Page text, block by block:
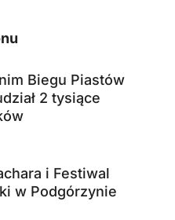
Biegu Piastów
2 tysiące
i Festiwal
w Podgórzynie